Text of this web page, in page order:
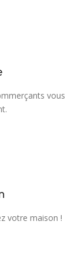
vous
votre maison !